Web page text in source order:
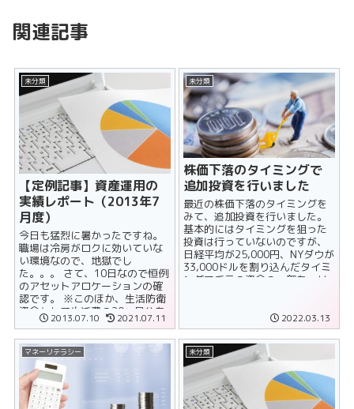
関連記事
未分類
【定例記事】資産運用の
実績レポート（2013年7
月度）
今日も猛烈に暑かったですね。
職場は冷房がロクに効いていな
い環境なので、地獄でし
た。。。 さて、10日なので恒例
のアセットアロケーションの確
認です。 ※このほか、生活防衛
資金として生活費の20ヶ月分を
確保 ※上記の現金比率は調整値
で......
2013.07.10 2021.07.11
未分類
株価下落のタイミングで
追加投資を行いました
最近の株価下落のタイミングを
みて、追加投資を行いました。
基本的にはタイミングを狙った
投資は行っていないのですが、
日経平均が25,000円、NYダウが
33,000ドルを割り込んだタイミ
ングで手元の資金の一部を、リ
2022.03.13
マネーリテラシー 未分類